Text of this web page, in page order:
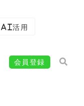
AI活用
会員登録